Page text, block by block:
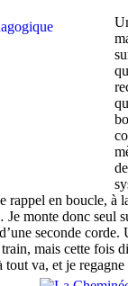
rappel en boucle, à
monte donc seul
seconde corde.
mais cette fois
tout va, et je regagne